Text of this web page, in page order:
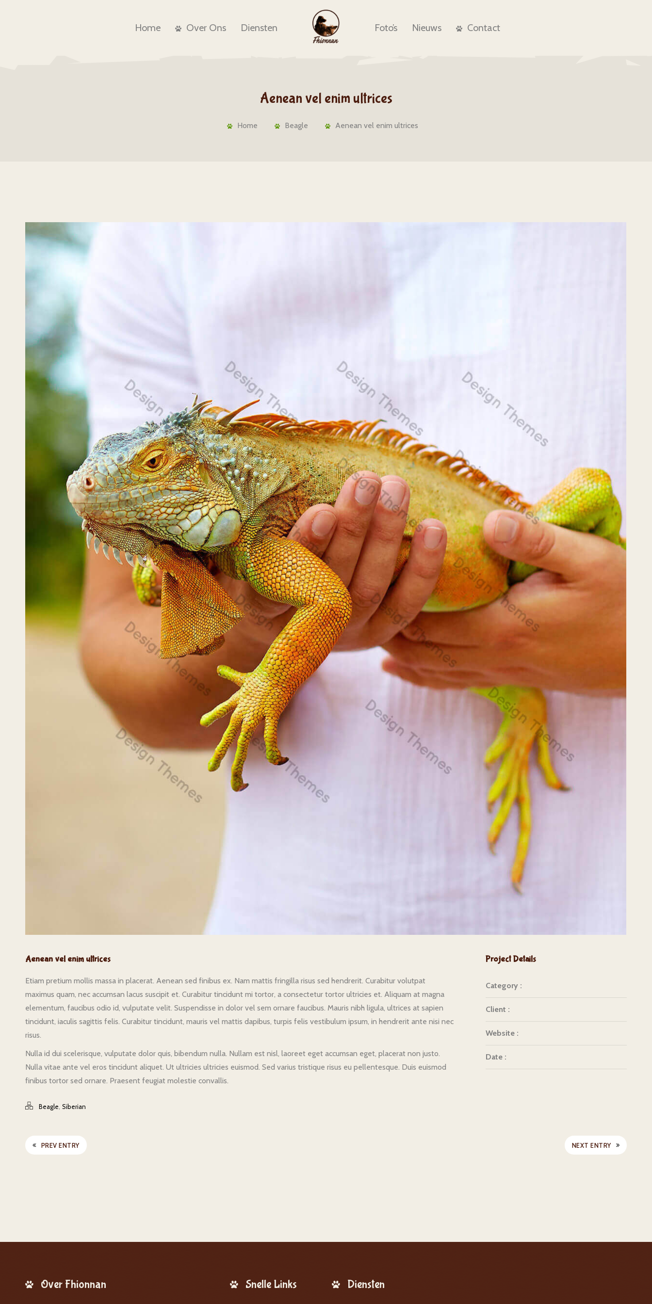
Home Over Ons Diensten Foto’s Nieuws Contact
Aenean vel enim ultrices
Home Beagle Aenean vel enim ultrices
Aenean vel enim ultrices
Etiam pretium mollis massa in placerat. Aenean sed finibus ex. Nam mattis fringilla risus sed hendrerit. Curabitur volutpat
maximus quam, nec accumsan lacus suscipit et. Curabitur tincidunt mi tortor, a consectetur tortor ultricies et. Aliquam at magna
elementum, faucibus odio id, vulputate velit. Suspendisse in dolor vel sem ornare faucibus. Mauris nibh ligula, ultrices at sapien
tincidunt, iaculis sagittis felis. Curabitur tincidunt, mauris vel mattis dapibus, turpis felis vestibulum ipsum, in hendrerit ante nisi nec
risus.
Nulla id dui scelerisque, vulputate dolor quis, bibendum nulla. Nullam est nisl, laoreet eget accumsan eget, placerat non justo.
Nulla vitae ante vel eros tincidunt aliquet. Ut ultricies ultricies euismod. Sed varius tristique risus eu pellentesque. Duis euismod
finibus tortor sed ornare. Praesent feugiat molestie convallis.
Beagle, Siberian
Project Details
Category :
Client :
Website :
Date :
PREV ENTRY NEXT ENTRY
Over Fhionnan Snelle Links Diensten